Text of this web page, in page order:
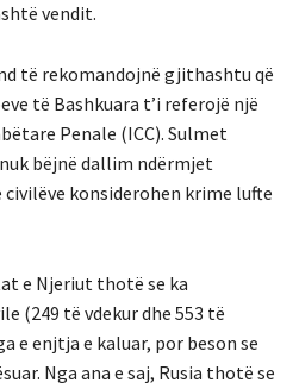
vendit.
të rekomandojnë gjithashtu që
të Bashkuara t’i referojë një
Penale (ICC). Sulmet
bëjnë dallim ndërmjet
konsiderohen krime lufte
e Njeriut thotë se ka
(249 të vdekur dhe 553 të
e enjtja e kaluar, por beson se
Nga ana e saj, Rusia thotë se